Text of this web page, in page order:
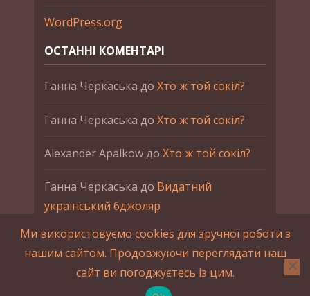
WordPress.org
ОСТАННІ КОМЕНТАРІ
Ганна Черкаська до Хто ж той сокіл?
Ганна Черкаська до Хто ж той сокіл?
Alexander Apalkowдо Хто ж той сокіл?
Ганна Черкаська до Видатний
український бджоляр
Ганна ЧеркаськадоПетро Франко
2015-2023 © UAHistory Всі права застережено.
При використанні матеріалів сайта обов'язкове
Ми використовуємо cookies для зручної роботи з
нашим сайтом. Продовжуючи переглядати наш
сайт ви погоджуєтесь із цим.